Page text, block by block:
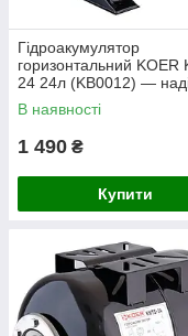
Гідроакумулятор
горизонтальний KOER
24 24л (KB0012) —
ємність для стабілізації
у водопостачанні
В наявності
1 490 ₴
Купити